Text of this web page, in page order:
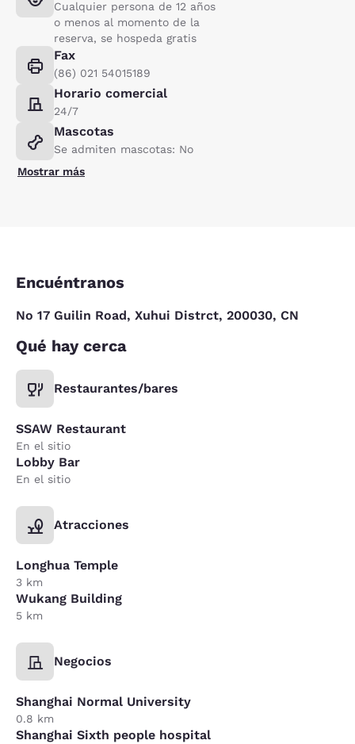
Cualquier persona de 12 años
o menos al momento de la
reserva, se hospeda gratis
Fax
(86) 021 54015189
Horario comercial
24/7
Mascotas
Se admiten mascotas: No
Mostrar más
Encuéntranos
No 17 Guilin Road, Xuhui Distrct, 200030, CN
Qué hay cerca
Restaurantes/bares
SSAW Restaurant
En el sitio
Lobby Bar
En el sitio
Atracciones
Longhua Temple
3 km
Wukang Building
5 km
Negocios
Shanghai Normal University
0.8 km
Shanghai Sixth people hospital